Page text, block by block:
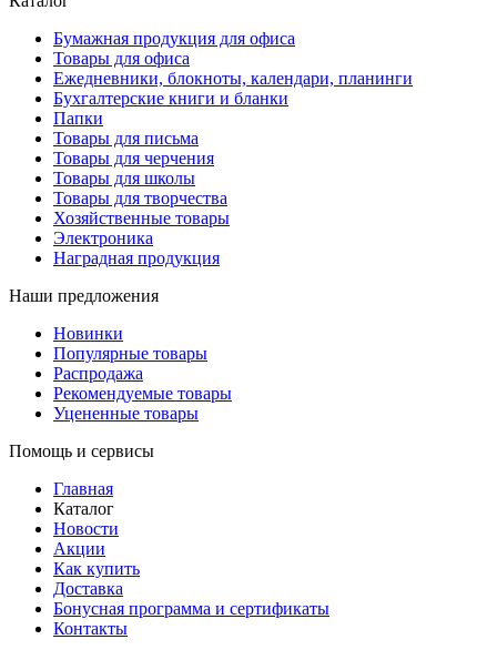
Бумажная продукция для офиса
Товары для офиса
Ежедневники, блокноты, календари, планинги
Бухгалтерские книги и бланки
Папки
Товары для письма
Товары для черчения
Товары для школы
Товары для творчества
Хозяйственные товары
Электроника
Наградная продукция
Наши предложения
Новинки
Популярные товары
Распродажа
Рекомендуемые товары
Уцененные товары
Помощь и сервисы
Главная
Каталог
Новости
Акции
Как купить
Доставка
Бонусная программа и сертификаты
Контакты